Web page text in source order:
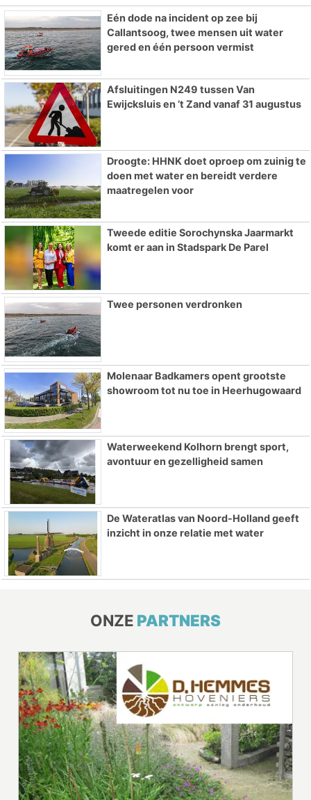
Eén dode na incident op zee bij
Callantsoog, twee mensen uit water
gered en één persoon vermist
Afsluitingen N249 tussen Van
Ewijcksluis en ’t Zand vanaf 31 augustus
Droogte: HHNK doet oproep om zuinig te
doen met water en bereidt verdere
maatregelen voor
Tweede editie Sorochynska Jaarmarkt
komt er aan in Stadspark De Parel
Twee personen verdronken
Molenaar Badkamers opent grootste
showroom tot nu toe in Heerhugowaard
Waterweekend Kolhorn brengt sport,
avontuur en gezelligheid samen
De Wateratlas van Noord-Holland geeft
inzicht in onze relatie met water
ONZE PARTNERS